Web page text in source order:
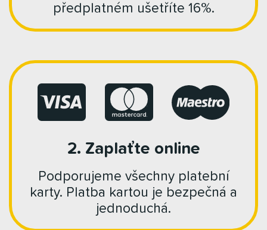
předplatném ušetříte 16%.
2. Zaplaťte online
Podporujeme všechny platební
karty. Platba kartou je bezpečná a
jednoduchá.